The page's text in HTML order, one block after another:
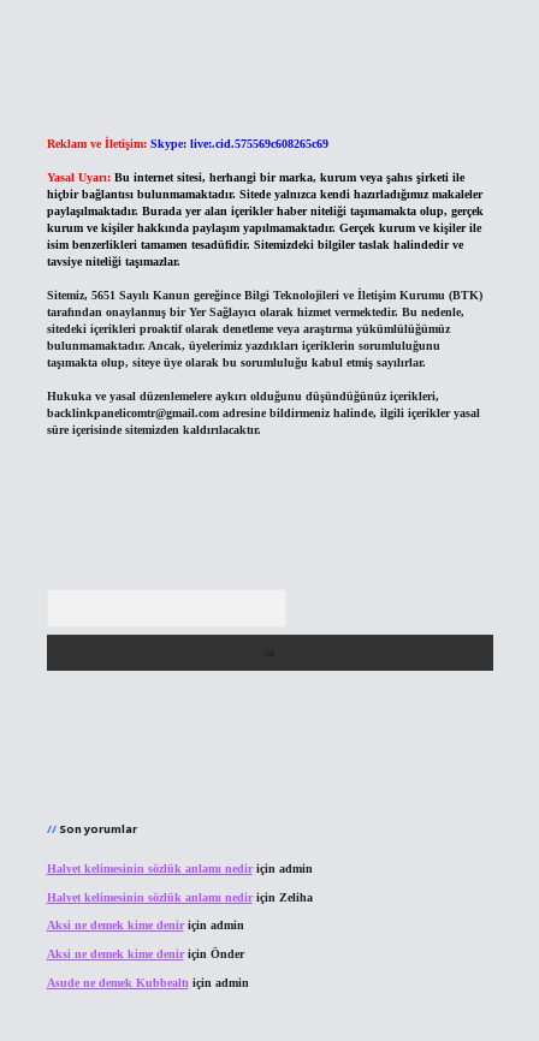
Reklam ve İletişim: Skype: live:.cid.575569c608265c69
Yasal Uyarı: Bu internet sitesi, herhangi bir marka, kurum veya şahıs şirketi ile
hiçbir bağlantısı bulunmamaktadır. Sitede yalnızca kendi hazırladığımız makaleler
paylaşılmaktadır. Burada yer alan içerikler haber niteliği taşımamakta olup, gerçek
kurum ve kişiler hakkında paylaşım yapılmamaktadır. Gerçek kurum ve kişiler ile
isim benzerlikleri tamamen tesadüfidir. Sitemizdeki bilgiler taslak halindedir ve
tavsiye niteliği taşımazlar.
Sitemiz, 5651 Sayılı Kanun gereğince Bilgi Teknolojileri ve İletişim Kurumu (BTK)
tarafından onaylanmış bir Yer Sağlayıcı olarak hizmet vermektedir. Bu nedenle,
sitedeki içerikleri proaktif olarak denetleme veya araştırma yükümlülüğümüz
bulunmamaktadır. Ancak, üyelerimiz yazdıkları içeriklerin sorumluluğunu
taşımakta olup, siteye üye olarak bu sorumluluğu kabul etmiş sayılırlar.
Hukuka ve yasal düzenlemelere aykırı olduğunu düşündüğünüz içerikleri,
backlinkpanelicomtr@gmail.comadresine bildirmeniz halinde, ilgili içerikler yasal
süre içerisinde sitemizden kaldırılacaktır.
Son yorumlar
Halvet kelimesinin sözlük anlamı nediriçin admin
Halvet kelimesinin sözlük anlamı nediriçin Zeliha
Aksi ne demek kime deniriçin admin
Aksi ne demek kime deniriçin Önder
Asude ne demek Kubbealtı için admin